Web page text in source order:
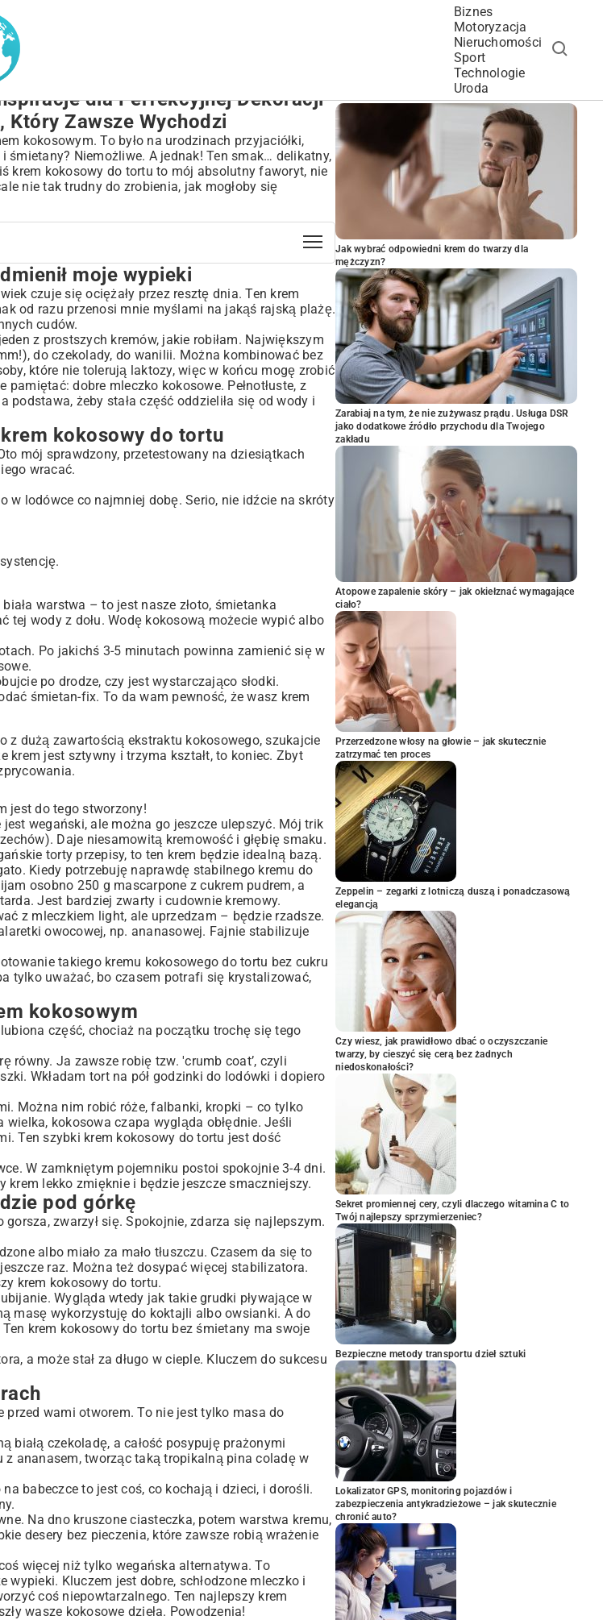
Biznes
Motoryzacja
Nieruchomości
Sport
Technologie
Uroda
dla Perfekcyjnej Dekoracji
Który Zawsze Wychodzi
kokosowym. To było na urodzinach przyjaciółki,
śmietany? Niemożliwe. A jednak! Ten smak… delikatny,
krem kokosowy do tortu to mój absolutny faworyt, nie
nie tak trudny do zrobienia, jak mogłoby się
moje wypieki
czuje się ociężały przez resztę dnia. Ten krem
od razu przenosi mnie myślami na jakąś rajską plażę.
cudów.
z prostszych kremów, jakie robiłam. Największym
do czekolady, do wanilii. Można kombinować bez
które nie tolerują laktozy, więc w końcu mogę zrobić
dobre mleczko kokosowe. Pełnotłuste, z
podstawa, żeby stała część oddzieliła się od wody i
kokosowy do tortu
mój sprawdzony, przetestowany na dziesiątkach
wracać.
w lodówce co najmniej dobę. Serio, nie idźcie na skróty
warstwa – to jest nasze złoto, śmietanka
tej wody z dołu. Wodę kokosową możecie wypić albo
Po jakichś 3-5 minutach powinna zamienić się w
po drodze, czy jest wystarczająco słodki.
śmietan-fix. To da wam pewność, że wasz krem
z dużą zawartością ekstraktu kokosowego, szukajcie
krem jest sztywny i trzyma kształt, to koniec. Zbyt
jest do tego stworzony!
wegański, ale można go jeszcze ulepszyć. Mój trik
Daje niesamowitą kremowość i głębię smaku.
torty przepisy, to ten krem będzie idealną bazą.
Kiedy potrzebuję naprawdę stabilnego kremu do
osobno 250 g mascarpone z cukrem pudrem, a
Jest bardziej zwarty i cudownie kremowy.
z mleczkiem light, ale uprzedzam – będzie rzadsze.
owocowej, np. ananasowej. Fajnie stabilizuje
takiego kremu kokosowego do tortu bez cukru
tylko uważać, bo czasem potrafi się krystalizować,
kokosowym
część, chociaż na początku trochę się tego
równy. Ja zawsze robię tzw. 'crumb coat’, czyli
Wkładam tort na pół godzinki do lodówki i dopiero
Można nim robić róże, falbanki, kropki – co tylko
wielka, kokosowa czapa wygląda obłędnie. Jeśli
Ten szybki krem kokosowy do tortu jest dość
W zamkniętym pojemniku postoi spokojnie 3-4 dni.
lekko zmięknie i będzie jeszcze smaczniejszy.
pod górkę
zwarzył się. Spokojnie, zdarza się najlepszym.
albo miało za mało tłuszczu. Czasem da się to
raz. Można też dosypać więcej stabilizatora.
krem kokosowy do tortu.
Wygląda wtedy jak takie grudki pływające w
masę wykorzystuję do koktajli albo owsianki. A do
krem kokosowy do tortu bez śmietany ma swoje
a może stał za długo w cieple. Kluczem do sukcesu
wami otworem. To nie jest tylko masa do
białą czekoladę, a całość posypuję prażonymi
z ananasem, tworząc taką tropikalną pina coladę w
babeczce to jest coś, co kochają i dzieci, i dorośli.
Na dno kruszone ciasteczka, potem warstwa kremu,
desery bez pieczenia, które zawsze robią wrażenie
więcej niż tylko wegańska alternatywa. To
Kluczem jest dobre, schłodzone mleczko i
coś niepowtarzalnego. Ten najlepszy krem
wasze kokosowe dzieła. Powodzenia!
POPULARNE ARTYKUŁY
Jak wybrać odpowiedni krem do twarzy dla
mężczyzn?
Zarabiaj na tym, że nie zużywasz prądu. Usługa DSR
jako dodatkowe źródło przychodu dla Twojego
zakładu
Atopowe zapalenie skóry – jak okiełznać wymagające
ciało?
Przerzedzone włosy na głowie – jak skutecznie
zatrzymać ten proces
Zeppelin – zegarki z lotniczą duszą i ponadczasową
elegancją
Czy wiesz, jak prawidłowo dbać o oczyszczanie
twarzy, by cieszyć się cerą bez żadnych
niedoskonałości?
Sekret promiennej cery, czyli dlaczego witamina C to
Twój najlepszy sprzymierzeniec?
Bezpieczne metody transportu dzieł sztuki
Lokalizator GPS, monitoring pojazdów i
zabezpieczenia antykradzieżowe – jak skutecznie
chronić auto?